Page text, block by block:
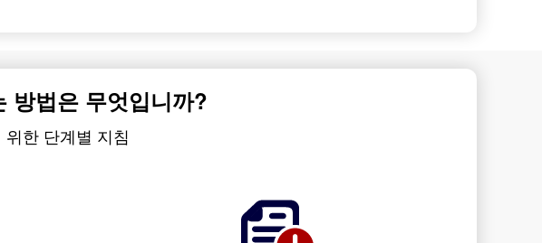
방법은 무엇입니까?
한 단계별 지침